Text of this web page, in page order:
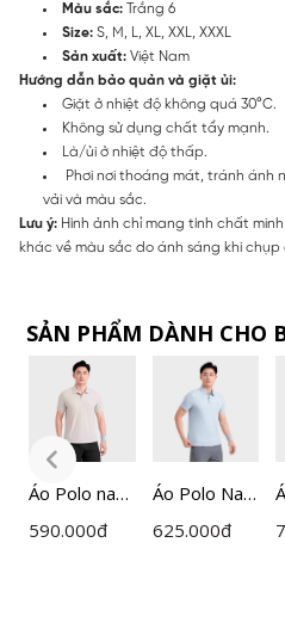
Màu sắc: Trắng 6
Size: S, M, L, XL, XXL, XXXL
Sản xuất: Việt Nam
Hướng dẫn bảo quản và giặt ủi:
Giặt ở nhiệt độ không quá 30°C.
Không sử dụng chất tẩy mạnh.
Là/ủi ở nhiệt độ thấp.
Phơi nơi thoáng mát, tránh ánh
vải và màu sắc.
Lưu ý: Hình ảnh chỉ mang tính chất
khác về màu sắc do ánh sáng khi
SẢN PHẨM DÀNH CHO
Áo Polo nam
ngắn tay
590.000đ
Áo Polo Nam
Xanh Biển
625.000đ